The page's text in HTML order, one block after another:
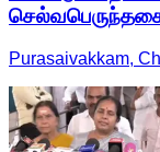
செல்வபெருந்தகை
Purasaivakkam,